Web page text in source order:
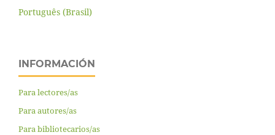
Português (Brasil)
INFORMACIÓN
Para lectores/as
Para autores/as
Para bibliotecarios/as